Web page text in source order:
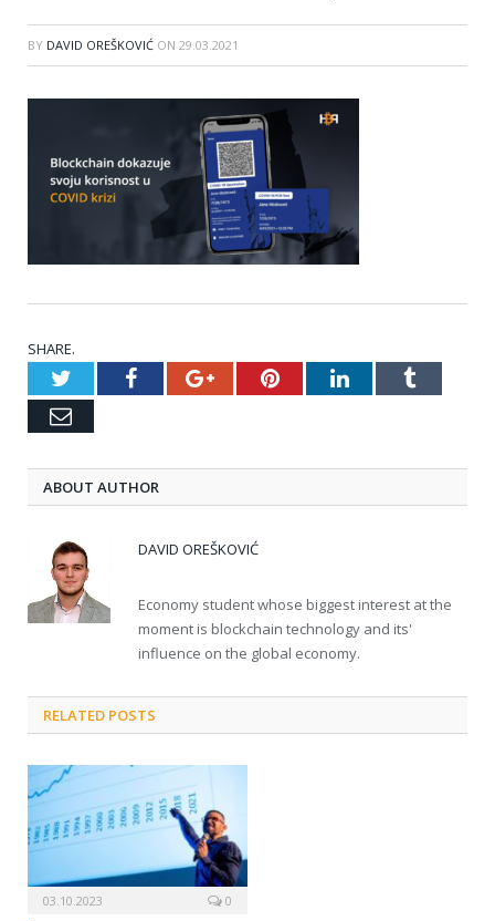
BY DAVID OREŠKOVIĆ ON 29.03.2021
SHARE.
TwitterFacebookGoogle+PinterestLinkedInTumblr
Email
ABOUT AUTHOR
DAVID OREŠKOVIĆ
Economy student whose biggest interest at the
moment is blockchain technology and its'
influence on the global economy.
RELATED POSTS
03.10.2023 0